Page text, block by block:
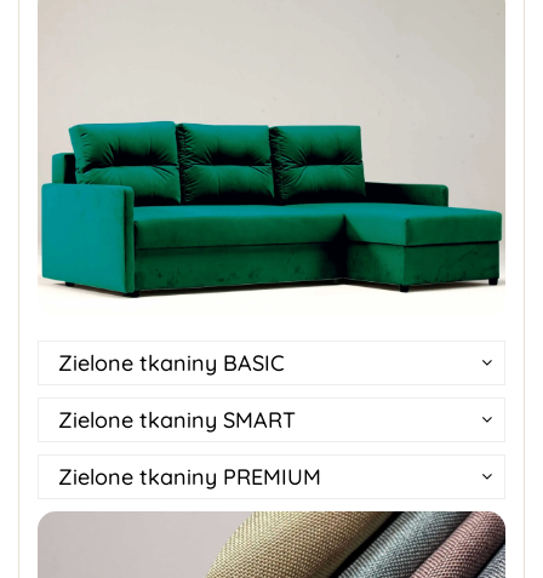
Zielone tkaniny BASIC
Zielone tkaniny SMART
Zielone tkaniny PREMIUM